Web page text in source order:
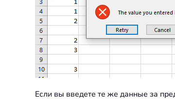
Если вы введете те же данные за